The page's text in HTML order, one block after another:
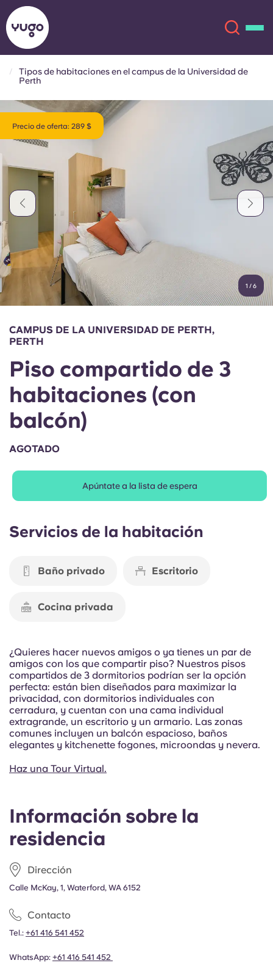
Ubicaciones
Más
Cuenta Idioma
English (GB)
Italian
Elige un país
Elige una ciudad
Elige una residencia
Iniciar sesión
Reserva ahora
English (US)
Chinese
Català
Italian
Portuguese
Tipos de habitaciones en el campus de la Universidad de
Perth
Precio de oferta: 289 $
1 /6
Información sobre la
residencia
Dirección
Calle McKay, 1, Waterford, WA 6152
Contacto
Tel.: +61 416 541 452
WhatsApp: +61 416 541 452
CAMPUS DE LA UNIVERSIDAD DE PERTH,
PERTH
Piso compartido de 3
habitaciones (con
balcón)
AGOTADO
Apúntate a la lista de espera
Servicios de la habitación
Baño privado Escritorio
Cocina privada
¿Quieres hacer nuevos amigos o ya tienes un par de
amigos con los que compartir piso? Nuestros pisos
compartidos de 3 dormitorios podrían ser la opción
perfecta: están bien diseñados para maximizar la
privacidad, con dormitorios individuales con
cerradura, y cuentan con una cama individual
extragrande, un escritorio y un armario. Las zonas
comunes incluyen un balcón espacioso, baños
elegantes y kitchenette fogones, microondas y nevera.
Haz una Tour Virtual.